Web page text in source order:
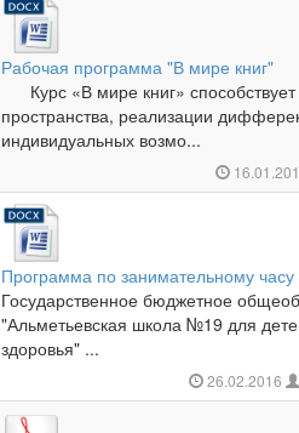
Рабочая программа "В мире книг"
Курс «В мире книг»
пространства, реализации
индивидуальных возмо...
Программа по занимательному
Государственное бюджетное
"Альметьевская школа №19 для
здоровья" ...
26.02.2016